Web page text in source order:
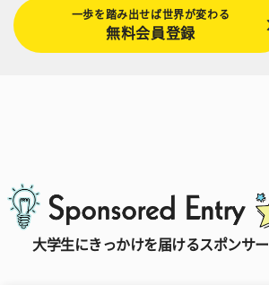
一歩を踏み出せば世界が変わる
無料会員登録
大学生にきっかけを届けるスポンサー